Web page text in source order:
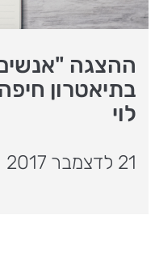
ההצגה
בתיאטרון
לוי
21 לדצמבר 2017